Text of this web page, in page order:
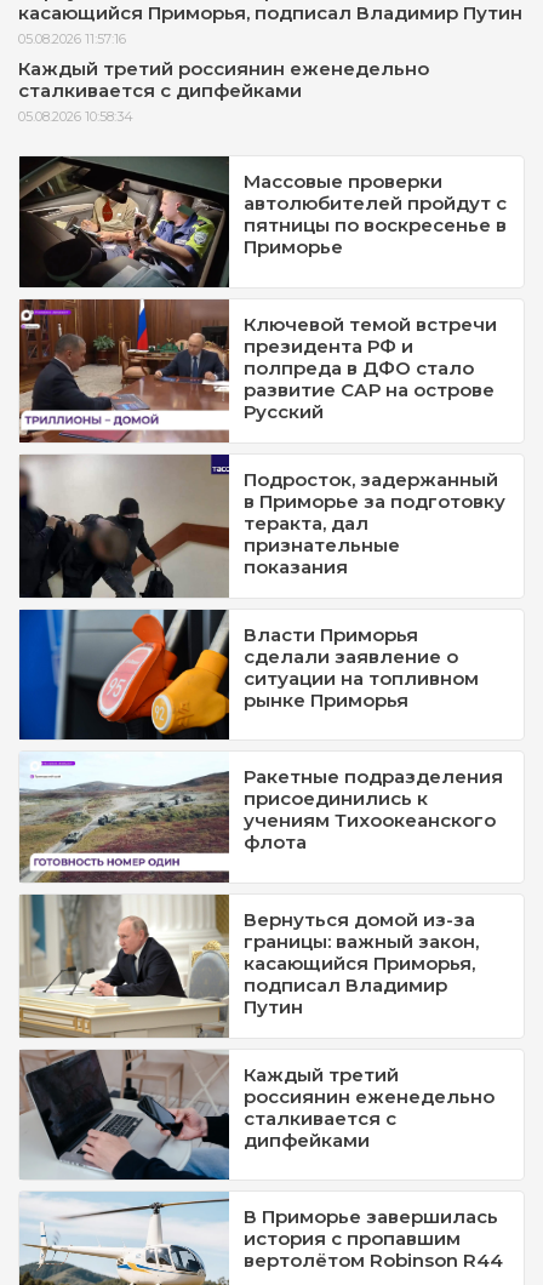
касающийся Приморья, подписал Владимир Путин
05.08.2026 11:57:16
Каждый третий россиянин еженедельно
сталкивается с дипфейками
05.08.2026 10:58:34
Массовые проверки
автолюбителей пройдут с
пятницы по воскресенье в
Приморье
Ключевой темой встречи
президента РФ и
полпреда в ДФО стало
развитие САР на острове
Русский
Подросток, задержанный
в Приморье за подготовку
теракта, дал
признательные
показания
Власти Приморья
сделали заявление о
ситуации на топливном
рынке Приморья
Ракетные подразделения
присоединились к
учениям Тихоокеанского
флота
Вернуться домой из-за
границы: важный закон,
касающийся Приморья,
подписал Владимир
Путин
Каждый третий
россиянин еженедельно
сталкивается с
дипфейками
В Приморье завершилась
история с пропавшим
вертолётом Robinson R44